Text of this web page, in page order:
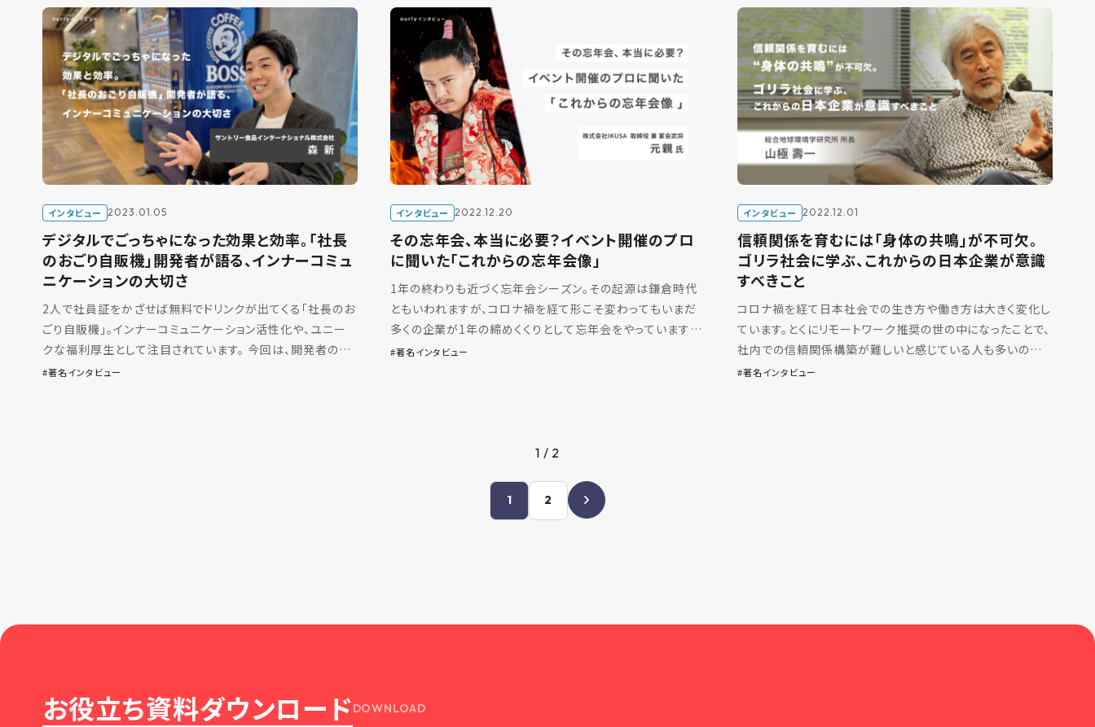
インタビュー 2023.01.05
デジタルでごっちゃになった効果と効率。「社長
のおごり自販機」開発者が語る、インナーコミュ
ニケーションの大切さ
2人で社員証をかざせば無料でドリンクが出てくる「社長のお
ごり自販機」。インナーコミュニケーション活性化や、ユニー
クな福利厚生として注目されています。 今回は、開発者の森
さんにインタビュー。「社長のおごり自販機」がどんな社 […]
著名インタビュー
インタビュー 2022.12.20
その忘年会、本当に必要？イベント開催のプロ
に聞いた「これからの忘年会像」
1年の終わりも近づく忘年会シーズン。その起源は鎌倉時代
ともいわれますが、コロナ禍を経て形こそ変わってもいまだ
多くの企業が1年の締めくくりとして忘年会をやっています。
とはいえ、昔からの風潮でなんとなくで開催している企業も
著名インタビュー
インタビュー 2022.12.01
信頼関係を育むには「身体の共鳴」が不可欠。
ゴリラ社会に学ぶ、これからの日本企業が意識
すべきこと
コロナ禍を経て日本社会での生き方や働き方は大きく変化し
ています。とくにリモートワーク推奨の世の中になったことで、
社内での信頼関係構築が難しいと感じている人も多いので
はないでしょうか。 今回は、霊長類学者で総合地球環境学研
著名インタビュー
1 / 2
1 2
お役立ち資料ダウンロードDOWNLOAD